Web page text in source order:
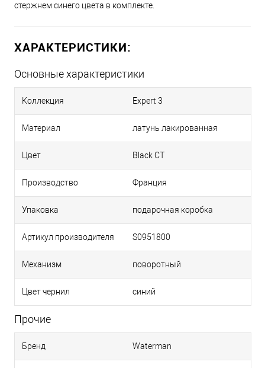
стержнем синего цвета в комплекте.
ХАРАКТЕРИСТИКИ:
Основные характеристики
Коллекция Expert 3
Материал латунь лакированная
Цвет Black CT
Производство Франция
Упаковка подарочная коробка
Артикул производителя S0951800
Механизм поворотный
Цвет чернил синий
Прочие
Бренд Waterman